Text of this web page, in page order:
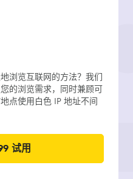
浏览互联网的方法？我们
的浏览需求，同时兼顾可
点使用白色 IP 地址不间
试用